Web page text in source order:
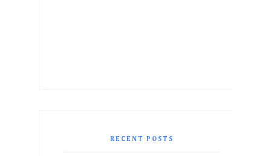
RECENT POSTS